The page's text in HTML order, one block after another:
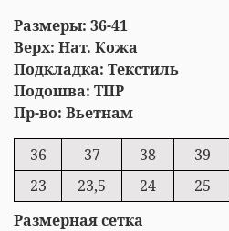
Размеры: 36-41
Верх: Нат. Кожа
Подкладка: Текстиль
Подошва: ТПР
Пр-во: Вьетнам
Размерная сетка
36 37 38 39
23
23,5 24 25